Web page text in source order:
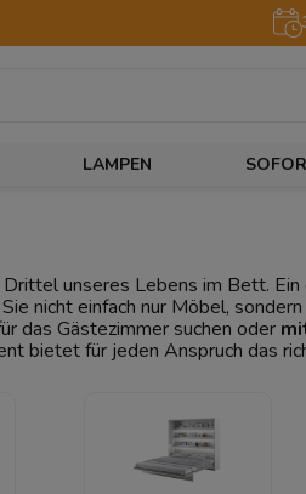
LAMPEN
unseres Lebens im Bett.
nicht einfach nur Möbel,
das Gästezimmer suchen oder
bietet für jeden Anspruch das